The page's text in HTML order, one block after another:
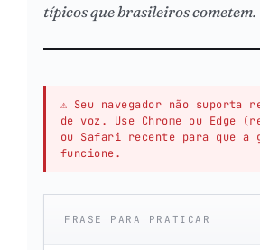
típicos que brasileiros cometem.
⚠ Seu navegador não suporta
de voz. Use Chrome ou Edge
ou Safari recente para que a
funcione.
FRASE PARA PRATICAR